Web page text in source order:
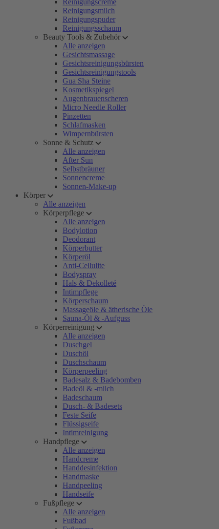
Reinigungscreme
Reinigungsmilch
Reinigungspuder
Reinigungsschaum
Beauty Tools & Zubehör
Alle anzeigen
Gesichtsmassage
Gesichtsreinigungsbürsten
Gesichtsreinigungstools
Gua Sha Steine
Kosmetikspiegel
Augenbrauenscheren
Micro Needle Roller
Pinzetten
Schlafmasken
Wimpernbürsten
Sonne & Schutz
Alle anzeigen
After Sun
Selbstbräuner
Sonnencreme
Sonnen-Make-up
Körper
Alle anzeigen
Körperpflege
Alle anzeigen
Bodylotion
Deodorant
Körperbutter
Körperöl
Anti-Cellulite
Bodyspray
Hals & Dekolleté
Intimpflege
Körperschaum
Massageöle & ätherische Öle
Sauna-Öl & -Aufguss
Körperreinigung
Alle anzeigen
Duschgel
Duschöl
Duschschaum
Körperpeeling
Badesalz & Badebomben
Badeöl & -milch
Badeschaum
Dusch- & Badesets
Feste Seife
Flüssigseife
Intimreinigung
Handpflege
Alle anzeigen
Handcreme
Handdesinfektion
Handmaske
Handpeeling
Handseife
Fußpflege
Alle anzeigen
Fußbad